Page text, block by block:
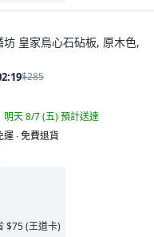
坊 皇家烏心石砧板, 原木色,
$285
明天 8/7 (五)預計送達
運 ∙ 免費退貨
$75 (王道卡)